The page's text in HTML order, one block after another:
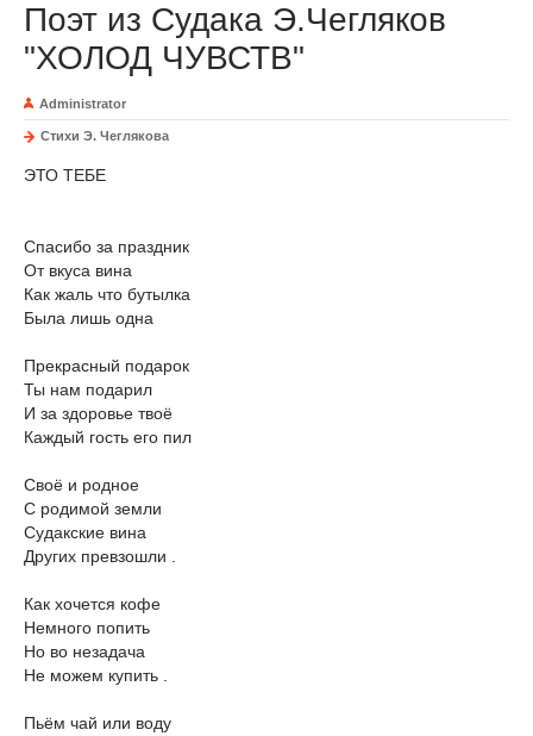
Поэт из Судака Э.Чегляков
"ХОЛОД ЧУВСТВ"
Administrator
Стихи Э. Чеглякова
ЭТО ТЕБЕ
Спасибо за праздник
От вкуса вина
Как жаль что бутылка
Была лишь одна
Прекрасный подарок
Ты нам подарил
И за здоровье твоё
Каждый гость его пил
Своё и родное
С родимой земли
Судакские вина
Других превзошли .
Как хочется кофе
Немного попить
Но во незадача
Не можем купить .
Пьём чай или воду